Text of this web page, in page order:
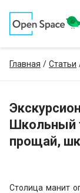
Главная Статьи
Школьный
прощай,
Столица манит